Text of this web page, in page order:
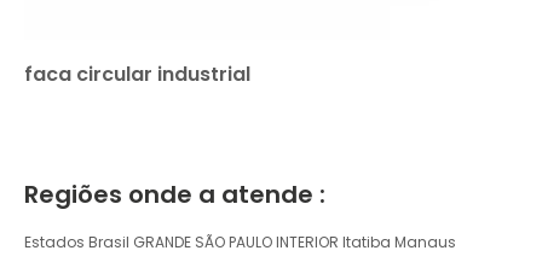
faca circular industrial
Regiões onde a atende :
Estados Brasil GRANDE SÃO PAULO INTERIOR Itatiba Manaus